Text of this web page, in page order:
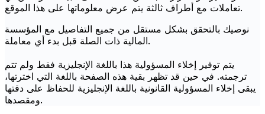
تعاملات مع أطراف ثالثة يتم عرض معلوماتها على هذا الموقع.
نوصيك بالتحقق بشكل مستقل من جميع التفاصيل مع المؤسسة
المالية ذات الصلة قبل بدء أي معاملة.
يتم توفير إخلاء المسؤولية هذا باللغة الإنجليزية فقط ولم تتم
ترجمته. في حين قد تظهر بقية هذه الصفحة باللغة التي اخترتها،
يبقى إخلاء المسؤولية القانونية باللغة الإنجليزية للحفاظ على دقتها
ومقصدها.